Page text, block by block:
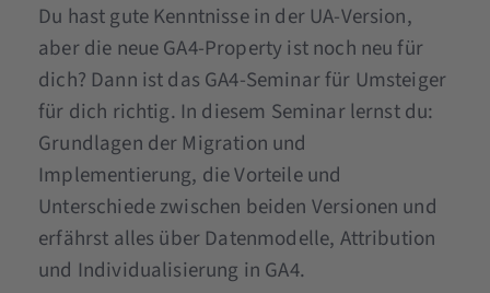
Du hast gute Kenntnisse in der UA-Version,
aber die neue GA4-Property ist noch neu für
dich? Dann ist das GA4-Seminar für Umsteiger
für dich richtig. In diesem Seminar lernst du:
Grundlagen der Migration und
Implementierung, die Vorteile und
Unterschiede zwischen beiden Versionen und
erfährst alles über Datenmodelle, Attribution
und Individualisierung in GA4.